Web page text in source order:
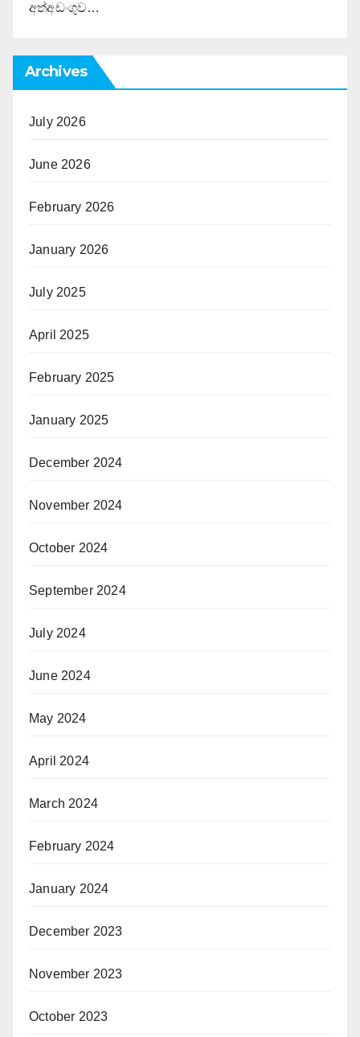
අත්අඩංගුව…
Archives
July 2026
June 2026
February 2026
January 2026
July 2025
April 2025
February 2025
January 2025
December 2024
November 2024
October 2024
September 2024
July 2024
June 2024
May 2024
April 2024
March 2024
February 2024
January 2024
December 2023
November 2023
October 2023